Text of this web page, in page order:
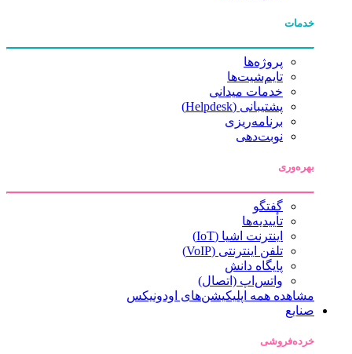
خدمات
پروژه‌ها
تایم‌شیت‌ها
خدمات میدانی
پشتیبانی (Helpdesk)
برنامه‌ریزی
نوبت‌دهی
بهره‌وری
گفتگو
تأییدیه‌ها
اینترنت اشیا (IoT)
تلفن اینترنتی (VoIP)
پایگاه دانش
واتس‌اپ (اتصال)
مشاهده همه اپلیکیشن‌های اودونیکس
صنایع
خرده‌فروشی